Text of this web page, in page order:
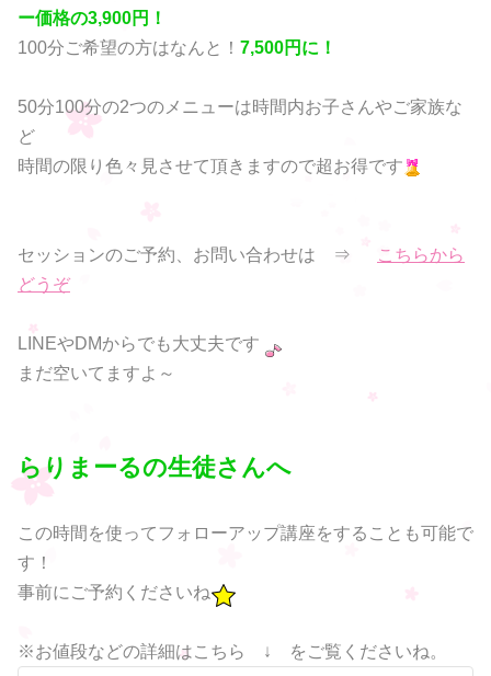
ー価格の3,900円！
100分ご希望の方はなんと！ 7,500円に！
50分100分の2つのメニューは時間内お子さんやご家族な
ど
時間の限り色々見させて頂きますので超お得です
セッションのご予約、お問い合わせは ⇒
こちらから
どうぞ
LINEやDMからでも大丈夫です
まだ空いてますよ～
らりまーるの生徒さんへ
この時間を使ってフォローアップ講座をすることも可能で
す！
事前にご予約くださいね
※お値段などの詳細はこちら ↓ をご覧くださいね。